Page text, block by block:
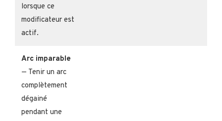
lorsque ce
modificateur est
actif.
Arc imparable
— Tenir un arc
complètement
dégainé
pendant une